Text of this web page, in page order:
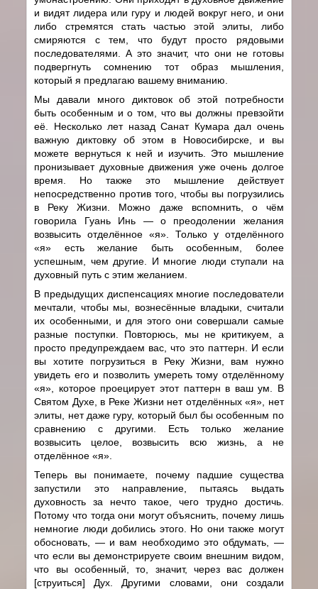
и видят лидера или гуру и людей вокруг него, и они
либо стремятся стать частью этой элиты, либо
смиряются с тем, что будут просто рядовыми
последователями. А это значит, что они не готовы
подвергнуть сомнению тот образ мышления,
который я предлагаю вашему вниманию.
Мы давали много диктовок об этой потребности
быть особенным и о том, что вы должны превзойти
её. Несколько лет назад Санат Кумара дал очень
важную диктовку об этом в Новосибирске, и вы
можете вернуться к ней и изучить. Это мышление
пронизывает духовные движения уже очень долгое
время. Но также это мышление действует
непосредственно против того, чтобы вы погрузились
в Реку Жизни. Можно даже вспомнить, о чём
говорила Гуань Инь — о преодолении желания
возвысить отделённое «я». Только у отделённого
«я» есть желание быть особенным, более
успешным, чем другие. И многие люди ступали на
духовный путь с этим желанием.
В предыдущих диспенсациях многие последователи
мечтали, чтобы мы, вознесённые владыки, считали
их особенными, и для этого они совершали самые
разные поступки. Повторюсь, мы не критикуем, а
просто предупреждаем вас, что это паттерн. И если
вы хотите погрузиться в Реку Жизни, вам нужно
увидеть его и позволить умереть тому отделённому
«я», которое проецирует этот паттерн в ваш ум. В
Святом Духе, в Реке Жизни нет отделённых «я», нет
элиты, нет даже гуру, который был бы особенным по
сравнению с другими. Есть только желание
возвысить целое, возвысить всю жизнь, а не
отделённое «я».
Теперь вы понимаете, почему падшие существа
запустили это направление, пытаясь выдать
духовность за нечто такое, чего трудно достичь.
Потому что тогда они могут объяснить, почему лишь
немногие люди добились этого. Но они также могут
обосновать, — и вам необходимо это обдумать, —
что если вы демонстрируете своим внешним видом,
что вы особенный, то, значит, через вас должен
[струиться] Дух. Другими словами, они создали